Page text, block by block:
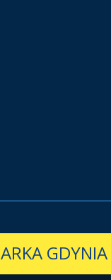
ARKA GDYNIA